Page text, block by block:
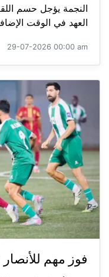
النجمة يؤجل حسم
العهد في الوقت الإضافي 2-1، في الجولة
29-07-2026 00:00 am
فوز مهم